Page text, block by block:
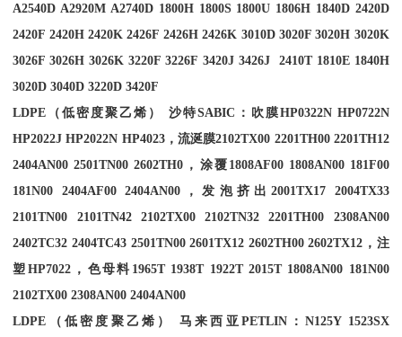
A2540D A2920M A2740D 1800H 1800S 1800U 1806H 1840D 2420D
2420F 2420H 2420K 2426F 2426H 2426K 3010D 3020F 3020H 3020K
3026F 3026H 3026K 3220F 3226F 3420J 3426J 2410T 1810E 1840H
3020D 3040D 3220D 3420F
LDPE （低密度聚乙烯） 沙特SABIC ：吹膜HP0322N HP0722N
HP2022J HP2022N HP4023，流涎膜2102TX00 2201TH00 2201TH12
2404AN00 2501TN00 2602TH0 ，涂覆 1808AF00 1808AN00 181F00
181N00 2404AF00 2404AN00，发泡挤出2001TX17 2004TX33
2101TN00 2101TN42 2102TX00 2102TN32 2201TH00 2308AN00
2402TC32 2404TC43 2501TN00 2601TX12 2602TH00 2602TX12 ，注
塑 HP7022，色母料 1965T 1938T 1922T 2015T 1808AN00 181N00
2102TX00 2308AN00 2404AN00
LDPE （低密度聚乙烯） 马来西亚 PETLIN：N125Y 1523SX